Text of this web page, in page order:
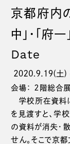
京都府内
中」・「府
Date
2020.9.19(土)
会場： ２階総合
学校所在資料に
を見渡すと、学
の資料が消失・
せん。そこで京